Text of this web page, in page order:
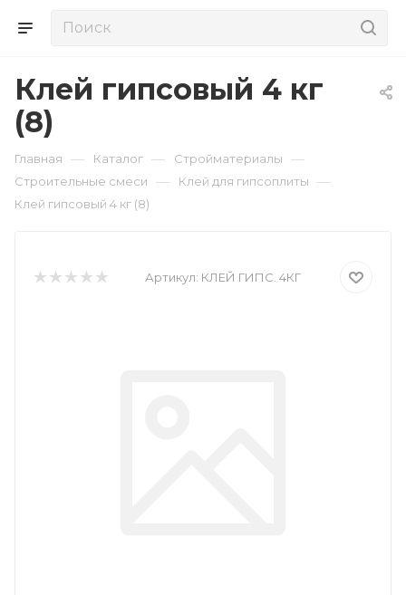
Клей гипсовый 4 кг
(8)
Главная — Каталог — Стройматериалы —
Строительные смеси — Клей для гипсоплиты —
Клей гипсовый 4 кг (8)
Артикул: КЛЕЙ ГИПС. 4КГ